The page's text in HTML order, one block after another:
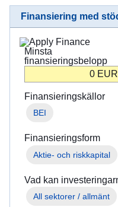
Finansiering med
Minsta
finansieringsbelopp
0 EUR
Finansieringskällor
BEI
Finansieringsform
Aktie- och riskkapital
Vad kan
All sektorer / allmänt